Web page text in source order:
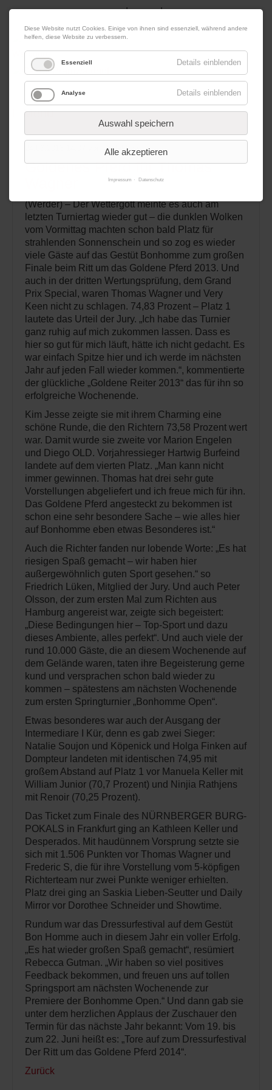
07. August 2026 Impressum|Kontakt|Datenschutz
Werbung
Menü
von Redaktion
Goldenes Pferd für Thomas
(Werder) – Der Wettergott meinte es auch am
letzten Turniertag wieder gut – die dunklen Wolken
vom Vormittag machten schon bald Platz für
strahlenden Sonnenschein und so zog es wieder
viele Gäste auf das Gestüt Bonhomme zum großen
Finale beim Ritt um das Goldene Pferd 2013. Und
auch in der dritten Wertungsprüfung, dem Grand
Prix Special, waren Thomas Wagner und Very
Keen nicht zu schlagen. 74,83 Prozent – Platz 1
lautete das Urteil der Jury. „Ich habe das Turnier
ganz ruhig auf mich zukommen lassen. Dass es
hier so gut für mich läuft, hätte ich nicht gedacht. Es
war einfach Spitze hier und ich werde im nächsten
Jahr auf jeden Fall wieder kommen.“, kommentierte
der glückliche „Goldene Reiter 2013“ das für ihn so
erfolgreiche Wochenende.
Kim Jesse zeigte sie mit ihrem Charming eine
schöne Runde, die den Richtern 73,58 Prozent wert
war. Damit wurde sie zweite vor Marion Engelen
und Diego OLD. Vorjahressieger Hartwig Burfeind
landete auf dem vierten Platz. „Man kann nicht
immer gewinnen. Thomas hat drei sehr gute
Vorstellungen abgeliefert und ich freue mich für ihn.
Das Goldene Pferd angesteckt zu bekommen ist
schon eine sehr besondere Sache – wie alles hier
auf Bonhomme eben etwas Besonderes ist.“
Auch die Richter fanden nur lobende Worte: „Es hat
riesigen Spaß gemacht – wir haben hier
außergewöhnlich guten Sport gesehen.“ so
Friedrich Lüken, Mitglied der Jury. Und auch Peter
Olsson, der zum ersten Mal zum Richten aus
Hamburg angereist war, zeigte sich begeistert:
„Diese Bedingungen hier – Top-Sport und dazu
dieses Ambiente, alles perfekt“. Und auch viele der
rund 10.000 Gäste, die an diesem Wochenende auf
dem Gelände waren, taten ihre Begeisterung gerne
kund und versprachen schon bald wieder zu
kommen – spätestens am nächsten Wochenende
zum ersten Springturnier „Bonhomme Open“.
Etwas besonderes war auch der Ausgang der
Intermediare I Kür, denn es gab zwei Sieger:
Natalie Soujon und Köpenick und Holga Finken auf
Dompteur landeten mit identischen 74,95 mit
großem Abstand auf Platz 1 vor Manuela Keller mit
William Junior (70,7 Prozent) und Ninjia Rathjens
mit Renoir (70,25 Prozent).
Das Ticket zum Finale des NÜRNBERGER BURG-
POKALS in Frankfurt ging an Kathleen Keller und
Desperados. Mit haudünnem Vorsprung setzte sie
sich mit 1.506 Punkten vor Thomas Wagner und
Frederic S, die für ihre Vorstellung vom 5-köpfigen
Richterteam nur zwei Punkte weniger erhielten.
Platz drei ging an Saskia Lieben-Seutter und Daily
Mirror vor Dorothee Schneider und Showtime.
Rundum war das Dressurfestival auf dem Gestüt
Bon Homme auch in diesem Jahr ein voller Erfolg.
„Es hat wieder großen Spaß gemacht“, resümiert
Rebecca Gutman. „Wir haben so viel positives
Feedback bekommen, und freuen uns auf tollen
Springsport am nächsten Wochenende zur
Premiere der Bonhomme Open.“ Und dann gab sie
unter dem herzlichen Applaus der Zuschauer den
Termin für das nächste Jahr bekannt: Vom 19. bis
zum 22. Juni heißt es: „Tore auf zum Dressurfestival
Der Ritt um das Goldene Pferd 2014“.
Zurück
Diese Website nutzt Cookies. Einige von ihnen sind essenziell, während andere
helfen, diese Website zu verbessern.
Essenziell Details einblenden
Analyse Details einblenden
Auswahl speichern
Alle akzeptieren
Impressum Datenschutz